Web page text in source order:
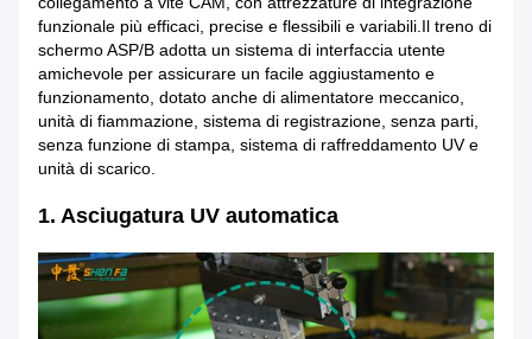
funzionale più efficaci, precise e flessibili e variabili.Il treno di
schermo ASP/B adotta un sistema di interfaccia utente
amichevole per assicurare un facile aggiustamento e
funzionamento, dotato anche di alimentatore meccanico,
unità di fiammazione, sistema di registrazione, senza parti,
senza funzione di stampa, sistema di raffreddamento UV e
unità di scarico.
1. Asciugatura UV automatica